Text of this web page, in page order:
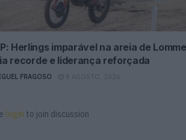
Herlings imparável na areia de
recorde e liderança reforçada
FRAGOSO 8 AGOSTO, 2026
login to join discussion